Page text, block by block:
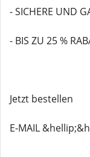
- SICHERE UND
- BIS ZU 25 %
Jetzt bestellen
E-MAIL